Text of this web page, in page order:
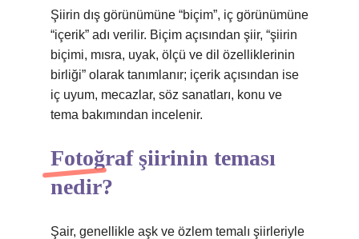
Şiirin dış görünümüne “biçim”, iç görünümüne
“içerik” adı verilir. Biçim açısından şiir, “şiirin
biçimi, mısra, uyak, ölçü ve dil özelliklerinin
birliği” olarak tanımlanır; içerik açısından ise
iç uyum, mecazlar, söz sanatları, konu ve
tema bakımından incelenir.
Fotoğraf şiirinin teması
nedir?
Şair, genellikle aşk ve özlem temalı şiirleriyle